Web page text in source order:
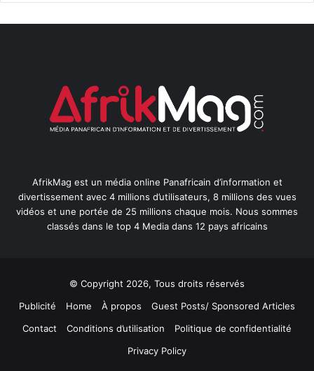
AfrikMag est un média online Panafricain d’information et
divertissement avec 4 millions d’utilisateurs, 8 millions des vues
vidéos et une portée de 25 millions chaque mois. Nous sommes
classés dans le top 4 Media dans 12 pays africains
© Copyright 2026, Tous droits réservés
Publicité
Home À propos
Guest Posts/ Sponsored Articles
Contact
Conditions d’utilisation
Politique de confidentialité
Privacy Policy